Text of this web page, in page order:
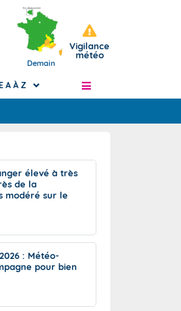
Demain
Vigilance
météo
de J+2 à J+7
intenses à l'échelle
A À Z
élevé à très
de la
modéré sur le
: Météo-
pour bien